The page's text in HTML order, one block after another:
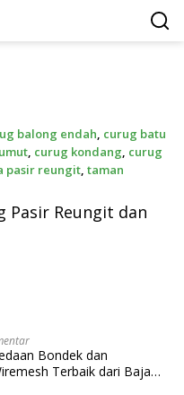
balong endah, curug batu
, curug kondang, curug
pasir reungit, taman
Pasir Reungit dan
Bondek dan
Terbaik dari Baja